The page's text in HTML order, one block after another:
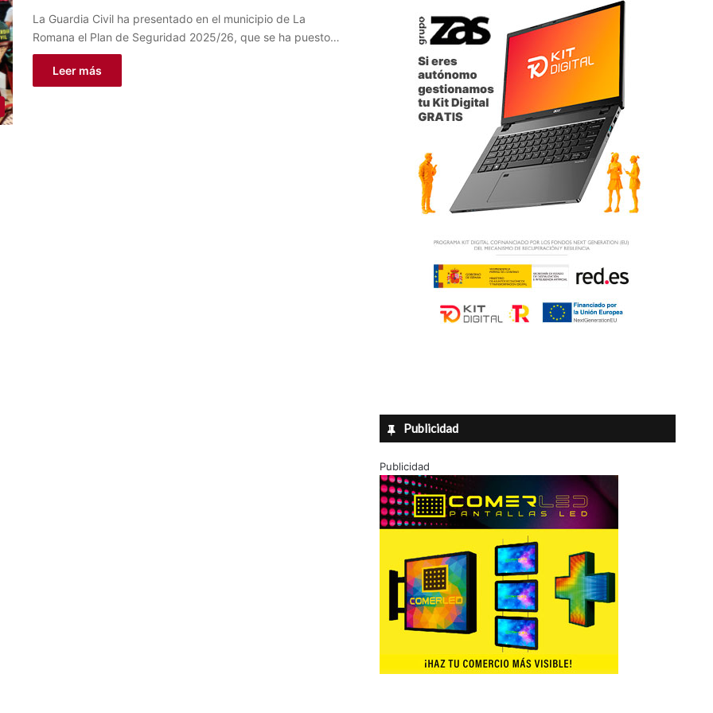
La Guardia Civil ha presentado en el municipio de La
Romana el Plan de Seguridad 2025/26, que se ha puesto…
Leer más
Publicidad
Publicidad